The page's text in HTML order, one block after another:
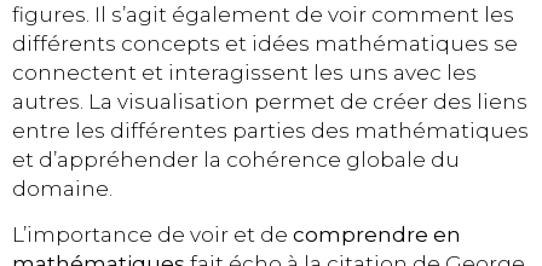
figures. Il s’agit également de voir comment les
différents concepts et idées mathématiques se
connectent et interagissent les uns avec les
autres. La visualisation permet de créer des liens
entre les différentes parties des mathématiques
et d’appréhender la cohérence globale du
domaine.
L’importance de voir et de comprendre en